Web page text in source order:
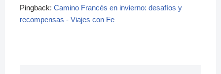
Pingback: Camino Francés en invierno: desafíos y
recompensas - Viajes con Fe